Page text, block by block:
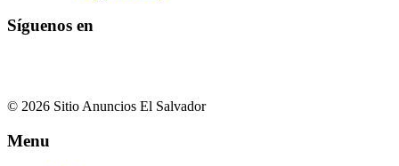
Síguenos en
© 2026 Sitio Anuncios El Salvador
Menu